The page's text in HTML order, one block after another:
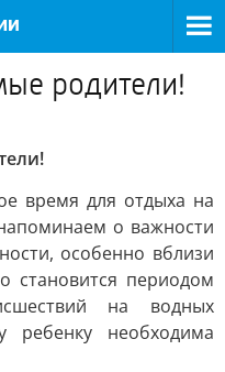
родители!
время для отдыха на
о важности
особенно вблизи
становится периодом
на водных
ребенку необходима